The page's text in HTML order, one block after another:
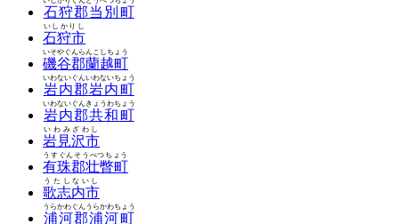
石狩郡当別町
石狩市
いしかりし
磯谷郡蘭越町
いそやぐんらんこしちょう
岩内郡岩内町
いわないぐんいわないちょう
岩内郡共和町
いわないぐんきょうわちょう
岩見沢市
いわみざわし
有珠郡壮瞥町
うすぐんそうべつちょう
歌志内市
うたしないし
浦河郡浦河町
うらかわぐんうらかわちょう